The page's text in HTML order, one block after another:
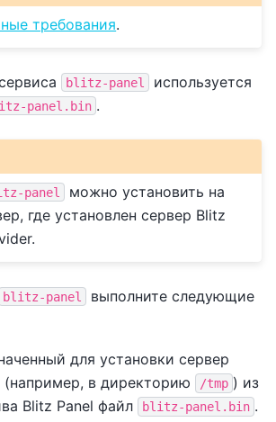
требования.
blitz-panel
используется
panel.bin .
panel
можно установить на
где установлен сервер Blitz
blitz-panel
выполните следующие
для установки сервер
(например, в директорию
/tmp ) из
Blitz Panel файл
blitz-panel.bin .